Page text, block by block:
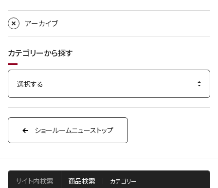
アーカイブ
カテゴリーから探す
ショールームニューストップ
サイト内検索 商品検索